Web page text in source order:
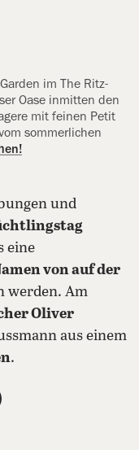
im The Ritz-
Oase inmitten den
mit feinen Petit
sommerlichen
und
eine
von auf der
werden. Am
Oliver
aus einem
.
teilen
Mail teilen